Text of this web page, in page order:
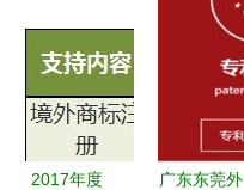
级代理，超
低价供应助
力行业发展
与商标代理
的内在联系
与实践路径
2017年度
广东东莞外